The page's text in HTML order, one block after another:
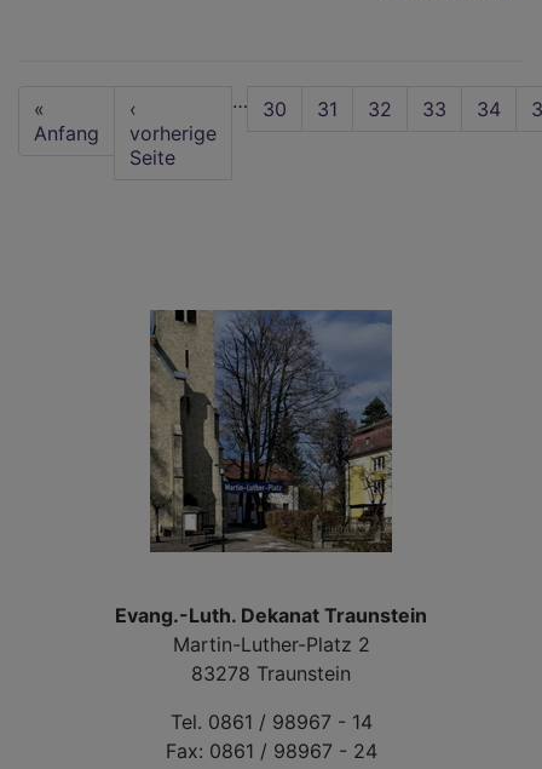
der
Seitennummerierung
First
page
«
Anfang
Vorherige
Seite
‹
vorherige
Seite
… Seite
30 Seite
31 Seite
32 Seite
33 34
Evang.-Luth. Dekanat Traunstein
Martin-Luther-Platz 2
83278 Traunstein
Tel. 0861 / 98967 - 14
Fax: 0861 / 98967 - 24